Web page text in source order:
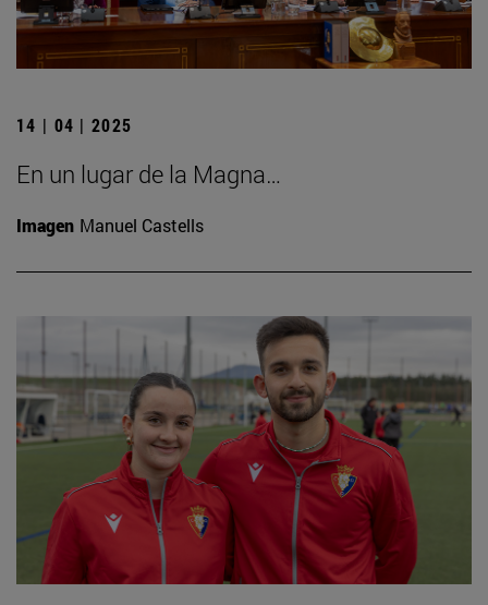
14 | 04 | 2025
En un lugar de la Magna…
Imagen Manuel Castells